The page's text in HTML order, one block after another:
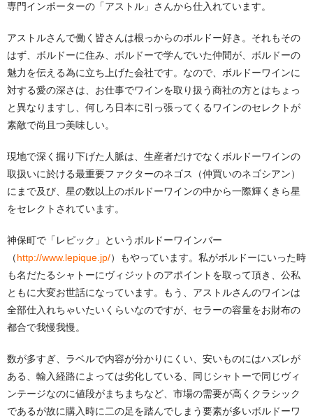
専門インポーターの「アストル」さんから仕入れています。
アストルさんで働く皆さんは根っからのボルドー好き。それもその
はず、ボルドーに住み、ボルドーで学んでいた仲間が、ボルドーの
魅力を伝える為に立ち上げた会社です。なので、ボルドーワインに
対する愛の深さは、お仕事でワインを取り扱う商社の方とはちょっ
と異なりますし、何しろ日本に引っ張ってくるワインのセレクトが
素敵で尚且つ美味しい。
現地で深く掘り下げた人脈は、生産者だけでなくボルドーワインの
取扱いに於ける最重要ファクターのネゴス（仲買いのネゴシアン）
にまで及び、星の数以上のボルドーワインの中から一際輝くきら星
をセレクトされています。
神保町で「レピック」というボルドーワインバー
（http://www.lepique.jp/）もやっています。私がボルドーにいった時
も名だたるシャトーにヴィジットのアポイントを取って頂き、公私
ともに大変お世話になっています。もう、アストルさんのワインは
全部仕入れちゃいたいくらいなのですが、セラーの容量をお財布の
都合で我慢我慢。
数が多すぎ、ラベルで内容が分かりにくい、安いものにはハズレが
ある、輸入経路によっては劣化している、同じシャトーで同じヴィ
ンテージなのに値段がまちまちなど、市場の需要が高くクラシック
であるが故に購入時に二の足を踏んでしまう要素が多いボルドーワ